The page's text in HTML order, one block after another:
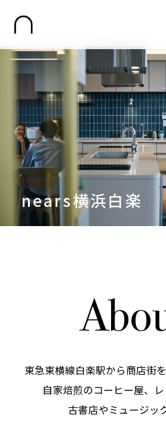
nears横浜白楽
東急東横線白楽駅から商店街
自家焙煎のコーヒー屋、レ
古書店やミュージッ